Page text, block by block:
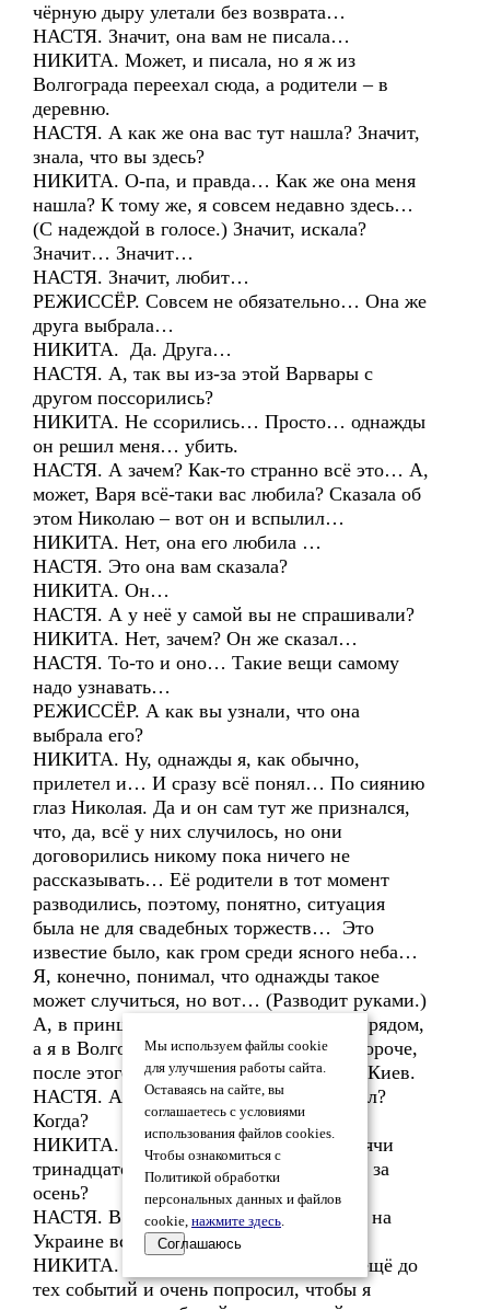
чёрную дыру улетали без возврата…
НАСТЯ. Значит, она вам не писала…
НИКИТА. Может, и писала, но я ж из
Волгограда переехал сюда, а родители – в
деревню.
НАСТЯ. А как же она вас тут нашла? Значит,
знала, что вы здесь?
НИКИТА. О-па, и правда… Как же она меня
нашла? К тому же, я совсем недавно здесь…
(С надеждой в голосе.) Значит, искала?
Значит… Значит…
НАСТЯ. Значит, любит…
РЕЖИССЁР. Совсем не обязательно… Она же
друга выбрала…
НИКИТА. Да. Друга…
НАСТЯ. А, так вы из-за этой Варвары с
другом поссорились?
НИКИТА. Не ссорились… Просто… однажды
он решил меня… убить.
НАСТЯ. А зачем? Как-то странно всё это… А,
может, Варя всё-таки вас любила? Сказала об
этом Николаю – вот он и вспылил…
НИКИТА. Нет, она его любила …
НАСТЯ. Это она вам сказала?
НИКИТА. Он…
НАСТЯ. А у неё у самой вы не спрашивали?
НИКИТА. Нет, зачем? Он же сказал…
НАСТЯ. То-то и оно… Такие вещи самому
надо узнавать…
РЕЖИССЁР. А как вы узнали, что она
выбрала его?
НИКИТА. Ну, однажды я, как обычно,
прилетел и… И сразу всё понял… По сиянию
глаз Николая. Да и он сам тут же признался,
что, да, всё у них случилось, но они
договорились никому пока ничего не
рассказывать… Её родители в тот момент
разводились, поэтому, понятно, ситуация
была не для свадебных торжеств… Это
известие было, как гром среди ясного неба…
Я, конечно, понимал, что однажды такое
может случиться, но вот… (Разводит руками.)
А, в принципе, всё правильно: он там, рядом,
а я в Волгограде в школе милиции… Короче,
после этого визита я перестал летать в Киев.
НАСТЯ. А как же тогда он в вас стрелял?
Когда?
НИКИТА. Однажды осенью… Две тысячи
тринадцатого… Помните, что это была за
осень?
НАСТЯ. В тринадцатом? Это когда там на
Украине всё началось, что ли?
НИКИТА. Да… Но Мыкола позвонил ещё до
тех событий и очень попросил, чтобы я
Мы используем файлы cookie
для улучшения работы сайта.
Оставаясь на сайте, вы
соглашаетесь с условиями
использования файлов cookies.
Чтобы ознакомиться с
Политикой обработки
персональных данных и файлов
cookie, нажмите здесь.
Соглашаюсь